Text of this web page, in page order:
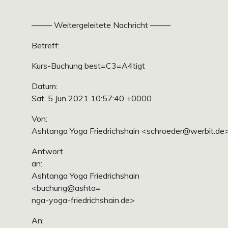
——– Weitergeleitete Nachricht ——–
Betreff:
Kurs-Buchung best=C3=A4tigt
Datum:
Sat, 5 Jun 2021 10:57:40 +0000
Von:
Ashtanga Yoga Friedrichshain
Antwort
an:
Ashtanga Yoga Friedrichshain
<buchung@ashta=
nga-yoga-friedrichshain.de>
An: